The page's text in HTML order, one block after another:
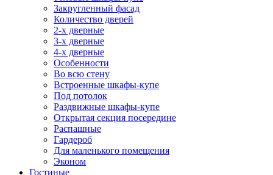
Закругленный фасад
Количество дверей
2-х дверные
3-х дверные
4-х дверные
Особенности
Во всю стену
Встроенные шкафы-купе
Под потолок
Раздвижные шкафы-купе
Открытая секция посередине
Распашные
Гардероб
Для маленького помещения
Эконом
Гостиные